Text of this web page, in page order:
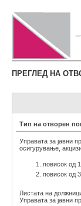
ПРЕГЛЕД НА
Тип на отворен
Управата за јавни
осигурување,
повисок од
повисок од
Листата на
Управата за јавни